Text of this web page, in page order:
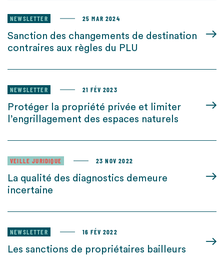
NEWSLETTER 25 MAR 2024
Sanction des changements de destination
contraires aux règles du PLU
NEWSLETTER 21 FÉV 2023
Protéger la propriété privée et limiter
l’engrillagement des espaces naturels
VEILLE JURIDIQUE 23 NOV 2022
La qualité des diagnostics demeure
incertaine
NEWSLETTER 16 FÉV 2022
Les sanctions de propriétaires bailleurs